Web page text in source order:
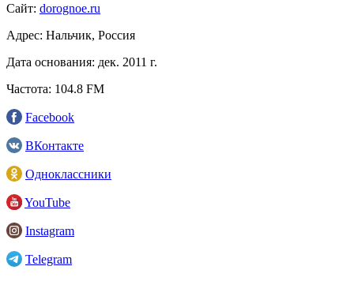
Сайт: dorognoe.ru
Адрес: Нальчик, Россия
Дата основания: дек. 2011 г.
Частота: 104.8 FM
Facebook
ВКонтакте
Одноклассники
YouTube
Instagram
Telegram